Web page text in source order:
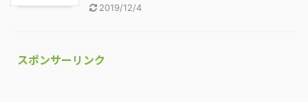
2019/12/4
スポンサーリンク